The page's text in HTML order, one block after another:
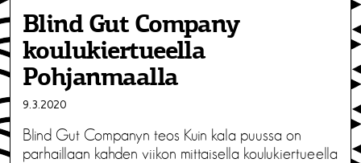
Blind Gut Company
koulukiertueella
Pohjanmaalla
9.3.2020
Blind Gut Companyn teos Kuin kala puussa on
parhaillaan kahden viikon mittaisella koulukiertueella